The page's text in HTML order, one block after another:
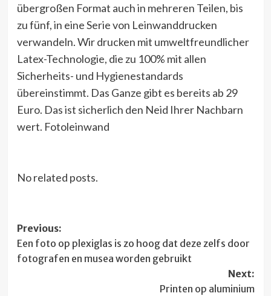
übergroßen Format auch in mehreren Teilen, bis
zu fünf, in eine Serie von Leinwanddrucken
verwandeln. Wir drucken mit umweltfreundlicher
Latex-Technologie, die zu 100% mit allen
Sicherheits- und Hygienestandards
übereinstimmt. Das Ganze gibt es bereits ab 29
Euro. Das ist sicherlich den Neid Ihrer Nachbarn
wert. Fotoleinwand
No related posts.
Post
navigation
Previous:
Een foto op plexiglas is zo hoog dat deze zelfs door
fotografen en musea worden gebruikt
Next:
Printen op aluminium